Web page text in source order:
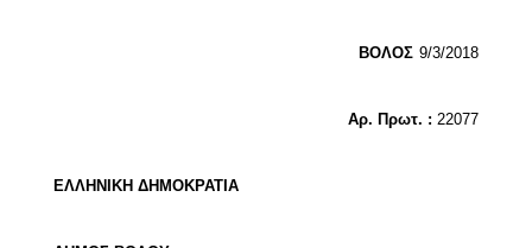
ΒΟΛΟΣ 9/3/2018
Αρ. Πρωτ. : 22077
ΕΛΛΗΝΙΚΗ ΔΗΜΟΚΡΑΤΙΑ